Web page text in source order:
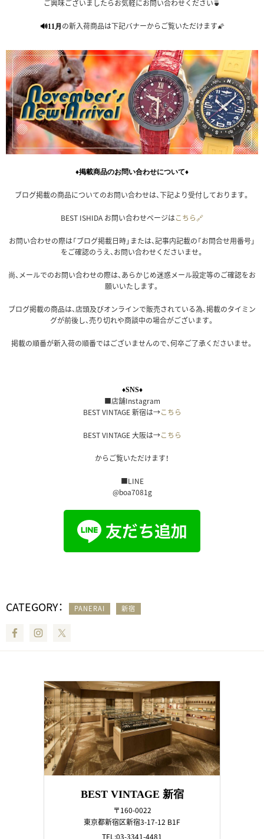
ご興味ございましたらお気軽にお問い合わせください🍵
🔊11月 の新入荷商品は下記バナーからご覧いただけます🌠
♦掲載商品のお問い合わせについて♦
ブログ掲載の商品についてのお問い合わせは、下記より受付しております。
BEST ISHIDA お問い合わせページはこちら🔗
お問い合わせの際は「ブログ掲載日時」または、記事内記載の「お問合せ用番号」
をご確認のうえ、お問い合わせくださいませ。
尚、メールでのお問い合わせの際は、あらかじめ迷惑メール設定等のご確認をお
願いいたします。
ブログ掲載の商品は、店頭及びオンラインで販売されている為、掲載のタイミン
グが前後し、売り切れや商談中の場合がございます。
掲載の順番が新入荷の順番ではございませんので、何卒ご了承くださいませ。
♦SNS♦
■店舗Instagram
BEST VINTAGE 新宿は→こちら
BEST VINTAGE 大阪は→こちら
からご覧いただけます！
■LINE
@boa7081g
CATEGORY： PANERAI 新宿
FacebookInstagram
BEST VINTAGE 新宿
〒160-0022
東京都新宿区新宿3-17-12 B1F
TEL:03-3341-4481